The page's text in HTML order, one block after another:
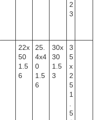
2
3
22x
50
1.5
6
25.
4x4
0
1.5
6
30x
30
1.5
3
3
5
x
2
5
1
5